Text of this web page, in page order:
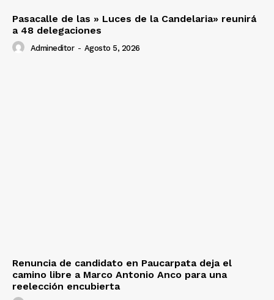
Pasacalle de las » Luces de la Candelaria» reunirá
a 48 delegaciones
Admineditor - Agosto 5, 2026
Renuncia de candidato en Paucarpata deja el
camino libre a Marco Antonio Anco para una
reelección encubierta